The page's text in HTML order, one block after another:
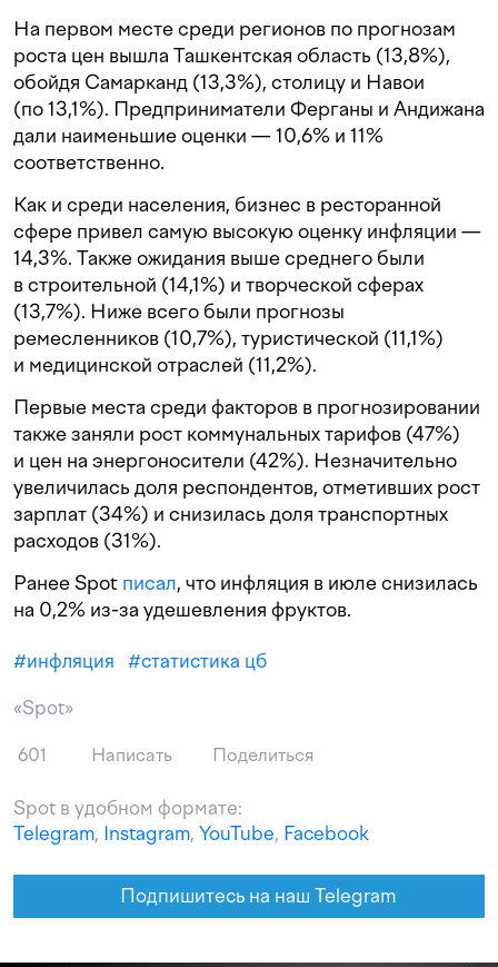
На первом месте среди регионов по прогнозам
роста цен вышла Ташкентская область (13,8%),
обойдя Самарканд (13,3%), столицу и Навои
(по 13,1%). Предприниматели Ферганы и Андижана
дали наименьшие оценки — 10,6% и 11%
соответственно.
Как и среди населения, бизнес в ресторанной
сфере привел самую высокую оценку инфляции —
14,3%. Также ожидания выше среднего были
в строительной (14,1%) и творческой сферах
(13,7%). Ниже всего были прогнозы
ремесленников (10,7%), туристической (11,1%)
и медицинской отраслей (11,2%).
Первые места среди факторов в прогнозировании
также заняли рост коммунальных тарифов (47%)
и цен на энергоносители (42%). Незначительно
увеличилась доля респондентов, отметивших рост
зарплат (34%) и снизилась доля транспортных
расходов (31%).
Ранее Spot писал, что инфляция в июле снизилась
на 0,2% из-за удешевления фруктов.
#инфляция #статистика цб
«Spot»
601 Написать Поделиться
Spot в удобном формате:
Telegram, Instagram, YouTube, Facebook
Подпишитесь на наш Telegram